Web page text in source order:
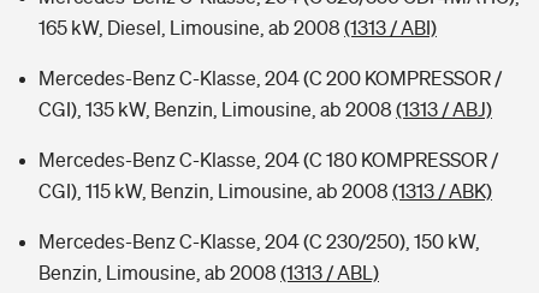
165 kW, Diesel, Limousine, ab 2008 (1313 / ABI)
Mercedes-Benz C-Klasse, 204 (C 200 KOMPRESSOR /
CGI), 135 kW, Benzin, Limousine, ab 2008 (1313 / ABJ)
Mercedes-Benz C-Klasse, 204 (C 180 KOMPRESSOR /
CGI), 115 kW, Benzin, Limousine, ab 2008 (1313 / ABK)
Mercedes-Benz C-Klasse, 204 (C 230/250), 150 kW,
Benzin, Limousine, ab 2008 (1313 / ABL)